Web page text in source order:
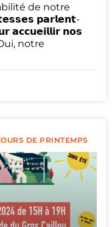
de notre
𝗽𝗮𝗿𝗹𝗲𝗻𝘁-
𝗮𝗰𝗰𝘂𝗲𝗶𝗹𝗹𝗶𝗿 𝗻𝗼𝘀
notre
DE PRINTEMPS